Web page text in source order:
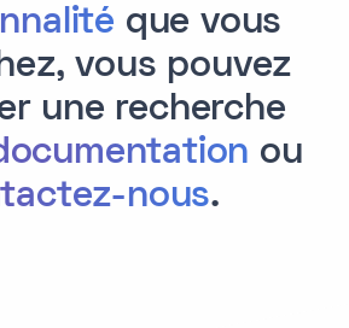
que vous
vous pouvez
une recherche
ou
nous.